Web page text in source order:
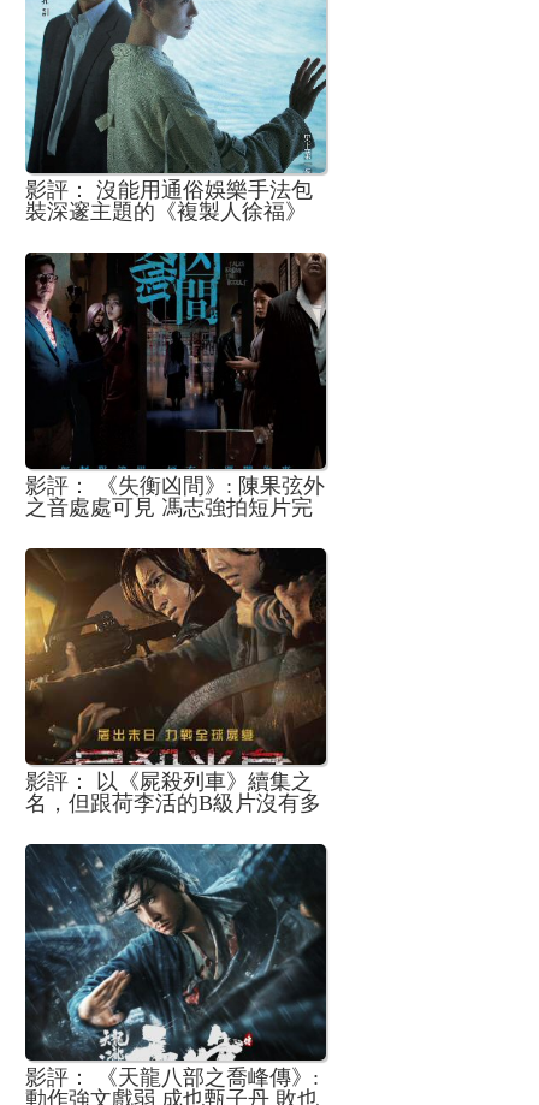
影評： 沒能用通俗娛樂手法包
裝深邃主題的《複製人徐福》
影評： 《失衡凶間》: 陳果弦外
之音處處可見 馮志強拍短片完
影評： 以《屍殺列車》續集之
名，但跟荷李活的B級片沒有多
影評： 《天龍八部之喬峰傳》:
動作強文戲弱 成也甄子丹 敗也